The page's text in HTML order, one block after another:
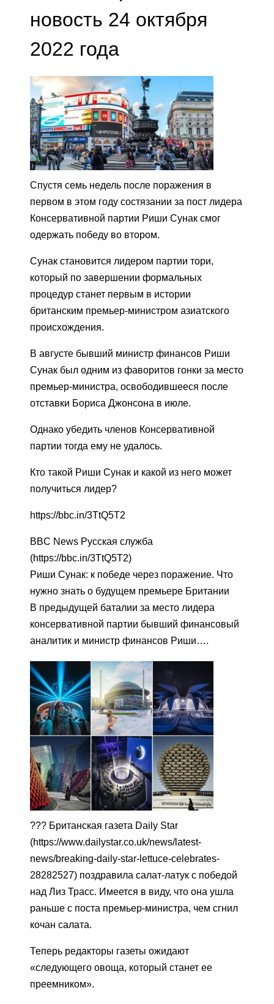
новость 24 октября
2022 года
Спустя семь недель после поражения в
первом в этом году состязании за пост лидера
Консервативной партии Риши Сунак смог
одержать победу во втором.
Сунак становится лидером партии тори,
который по завершении формальных
процедур станет первым в истории
британским премьер-министром азиатского
происхождения.
В августе бывший министр финансов Риши
Сунак был одним из фаворитов гонки за место
премьер-министра, освободившееся после
отставки Бориса Джонсона в июле.
Однако убедить членов Консервативной
партии тогда ему не удалось.
Кто такой Риши Сунак и какой из него может
получиться лидер?
https://bbc.in/3TtQ5T2
BBC News Русская служба
(https://bbc.in/3TtQ5T2)
Риши Сунак: к победе через поражение. Что
нужно знать о будущем премьере Британии
В предыдущей баталии за место лидера
консервативной партии бывший финансовый
аналитик и министр финансов Риши….
??? Британская газета Daily Star
(https://www.dailystar.co.uk/news/latest-
news/breaking-daily-star-lettuce-celebrates-
28282527) поздравила салат-латук с победой
над Лиз Трасс. Имеется в виду, что она ушла
раньше с поста премьер-министра, чем сгнил
кочан салата.
Теперь редакторы газеты ожидают
«следующего овоща, который станет ее
преемником».